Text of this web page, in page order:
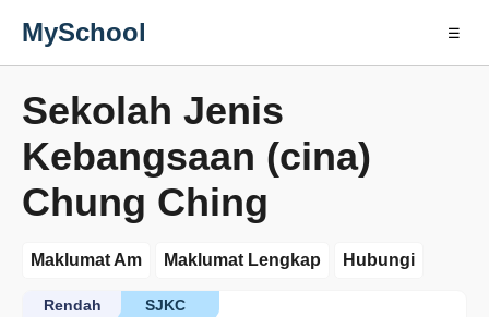
MySchool ☰
Sekolah Jenis
Kebangsaan (cina)
Chung Ching
Maklumat Am Maklumat Lengkap Hubungi
SJKC
Rendah